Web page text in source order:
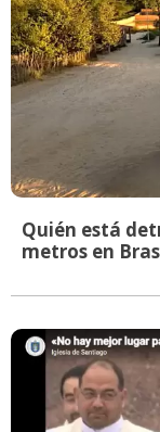
Quién está
metros en